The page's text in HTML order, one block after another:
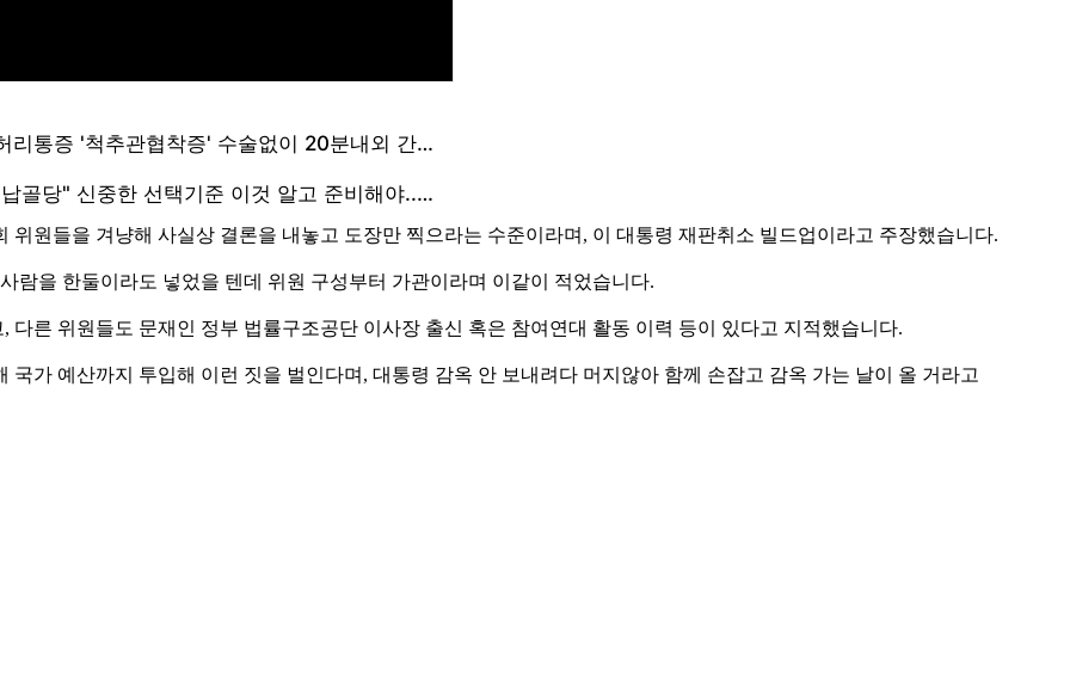
원들을 겨냥해 사실상 결론을 내놓고 도장만 찍으라는 수준이라며, 이 대통령 재판취소 빌드업이라고 주장했습니다.
람을 한둘이라도 넣었을 텐데 위원 구성부터 가관이라며 이같이 적었습니다.
른 위원들도 문재인 정부 법률구조공단 이사장 출신 혹은 참여연대 활동 이력 등이 있다고 지적했습니다.
가 예산까지 투입해 이런 짓을 벌인다며, 대통령 감옥 안 보내려다 머지않아 함께 손잡고 감옥 가는 날이 올 거라고